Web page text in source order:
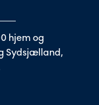
hjem og
Sydsjælland,